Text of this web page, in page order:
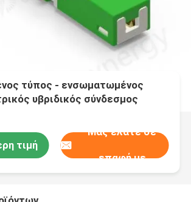
τύπος - ενσωματωμένος
υβριδικός σύνδεσμος
τιμή
Μας ελάτε σε
επαφή με